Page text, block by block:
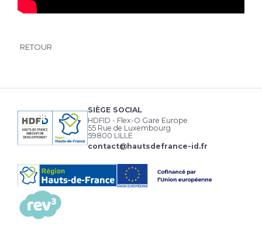
RETOUR
SIÈGE SOCIAL
HDFID - Flex-O Gare Europe
55 Rue de Luxembourg
59800 LILLE
contact@hautsdefrance-id.fr